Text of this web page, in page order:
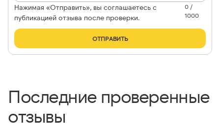
Нажимая «Отправить», вы соглашаетесь с
публикацией отзыва после проверки.
0 /
1000
ОТПРАВИТЬ
Последние проверенные
отзывы